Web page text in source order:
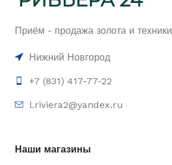
Приём - продажа золота и техники
Нижний Новгород
+7 (831) 417-77-22
l.riviera2@yandex.ru
Наши магазины